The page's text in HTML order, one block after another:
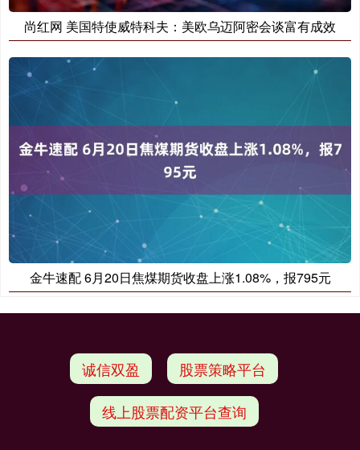
尚红网 美国特使威特科夫：美欧乌迈阿密会谈富有成效
金牛速配 6月20日焦煤期货收盘上涨1.08%，报795元
诚信双盈 股票策略平台
线上股票配资平台查询